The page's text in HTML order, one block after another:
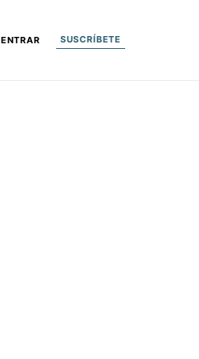
ENTRAR SUSCRÍBETE